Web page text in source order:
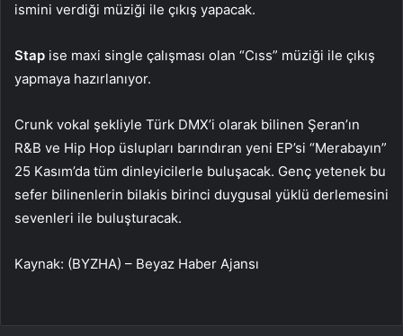
ismini verdiği müziği ile çıkış yapacak.
Stap ise maxi single çalışması olan “Cıss” müziği ile çıkış
yapmaya hazırlanıyor.
Crunk vokal şekliyle Türk DMX’i olarak bilinen Şeran’ın
R&B ve Hip Hop üslupları barındıran yeni EP’si “Merabayın”
25 Kasım’da tüm dinleyicilerle buluşacak. Genç yetenek bu
sefer bilinenlerin bilakis birinci duygusal yüklü derlemesini
sevenleri ile buluşturacak.
Kaynak: (BYZHA) – Beyaz Haber Ajansı